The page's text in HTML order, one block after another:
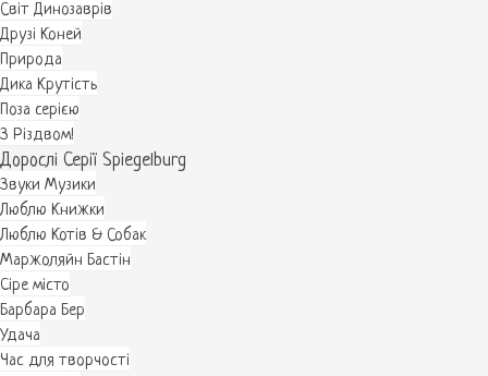
Світ Динозаврів
Друзі Коней
Природа
Дика Крутість
Поза серією
З Різдвом!
Дорослі Серії Spiegelburg
Звуки Музики
Люблю Книжки
Люблю Котів & Собак
Маржоляйн Бастін
Cіре місто
Барбара Бер
Удача
Час для творчості